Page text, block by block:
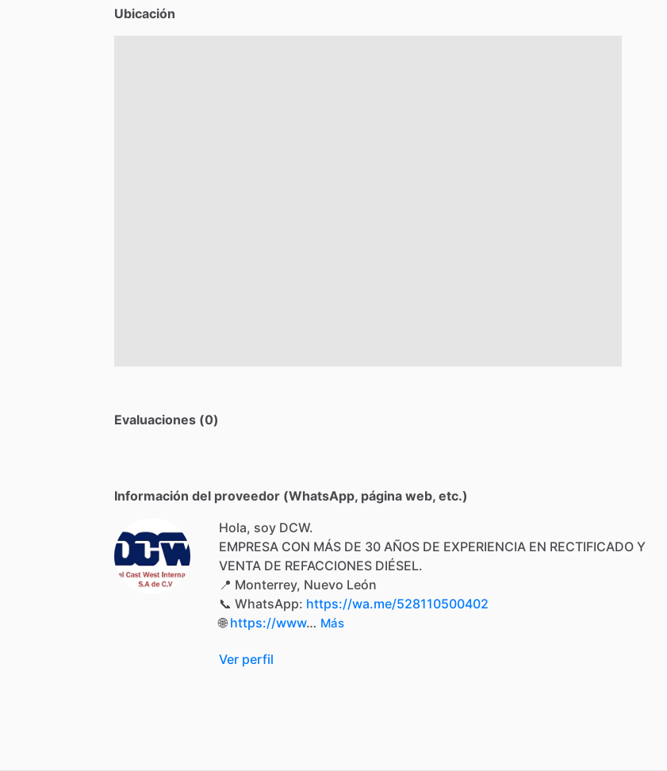
Ubicación
Evaluaciones (0)
Información del proveedor (WhatsApp, página web, etc.)
Hola, soy DCW.
EMPRESA CON MÁS DE 30 AÑOS DE EXPERIENCIA EN RECTIFICADO Y
VENTA DE REFACCIONES DIÉSEL.
📍 Monterrey, Nuevo León
📞 WhatsApp: https://wa.me/528110500402
🌐 https://www… Más
Ver perfil